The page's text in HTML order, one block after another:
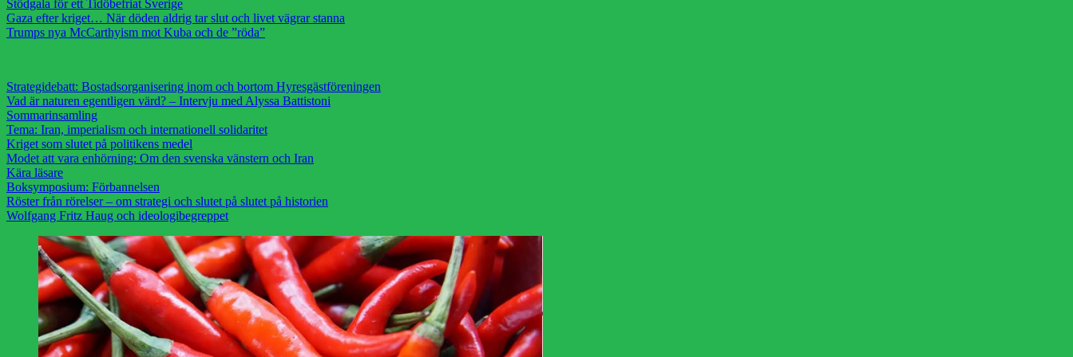
Stödgala för ett Tidöbefriat Sverige
Gaza efter kriget… När döden aldrig tar slut och livet vägrar stanna
Trumps nya McCarthyism mot Kuba och de ”röda”
Strategidebatt: Bostadsorganisering inom och bortom Hyresgästföreningen
Vad är naturen egentligen värd? – Intervju med Alyssa Battistoni
Sommarinsamling
Tema: Iran, imperialism och internationell solidaritet
Kriget som slutet på politikens medel
Modet att vara enhörning: Om den svenska vänstern och Iran
Kära läsare
Boksymposium: Förbannelsen
Röster från rörelser – om strategi och slutet på slutet på historien
Wolfgang Fritz Haug och ideologibegreppet